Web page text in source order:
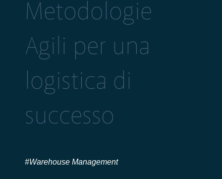
Metodologie
Agili per una
logistica di
successo
#Warehouse Management